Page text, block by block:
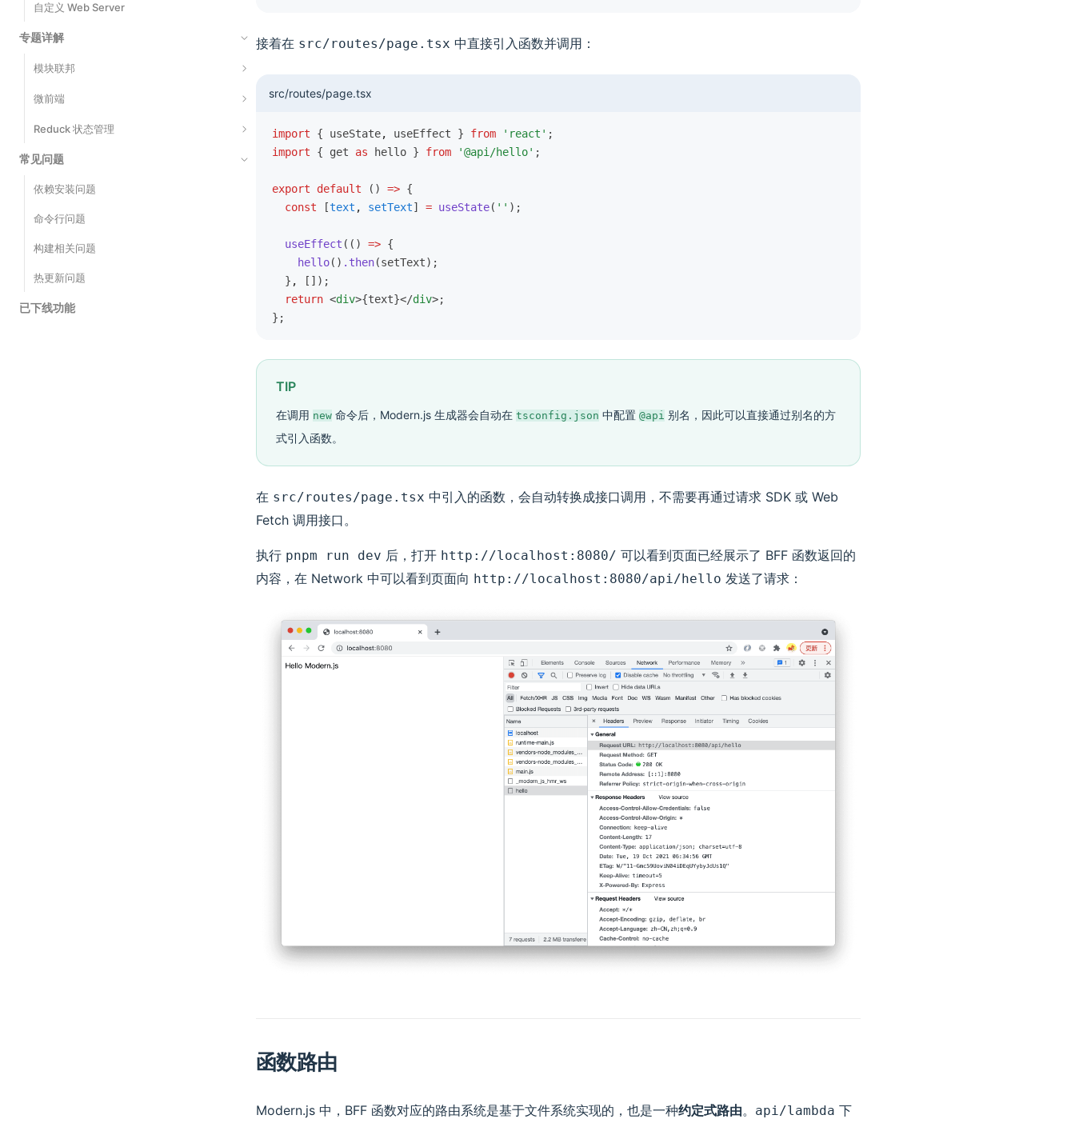
Monitors
日志事件
指标事件
自定义 Web Server
专题详解
模块联邦
简介
开始使用
应用级别模块
服务端渲染
部署
微前端
微前端介绍
体验微前端
开发主应用
主子应用通信
混合技术栈
Reduck 状态管理
快速上手
创建 Model
使用 Model
衍生状态
副作用管理
自动生成 Actions
常见问题
依赖安装问题
命令行问题
构建相关问题
热更新问题
已下线功能
接着在 src/routes/page.tsx 中直接引入函数并调用：
src/routes/page.tsx
import { useState, useEffect } from 'react' ;
import { get as hello } from '@api/hello' ;
export default () => {
  const
[text , setText] = useState( '' );
  useEffect
(() => {
    hello
() .then(setText);
  }
,
[]);
  return
<div>{text}</div>;
};
TIP
在调用 new 命令后，Modern.js 生成器会自动在 tsconfig.json 中配置 @api 别名，因此可以直接通过别名的方
式引入函数。
在 src/routes/page.tsx 中引入的函数，会自动转换成接口调用，不需要再通过请求 SDK 或 Web
Fetch 调用接口。
执行 pnpm run dev 后，打开 http://localhost:8080/ 可以看到页面已经展示了 BFF 函数返回的
内容，在 Network 中可以看到页面向 http://localhost:8080/api/hello 发送了请求：
函数路由
Modern.js 中，BFF 函数对应的路由系统是基于文件系统实现的，也是一种约定式路由。 api/lambda 下